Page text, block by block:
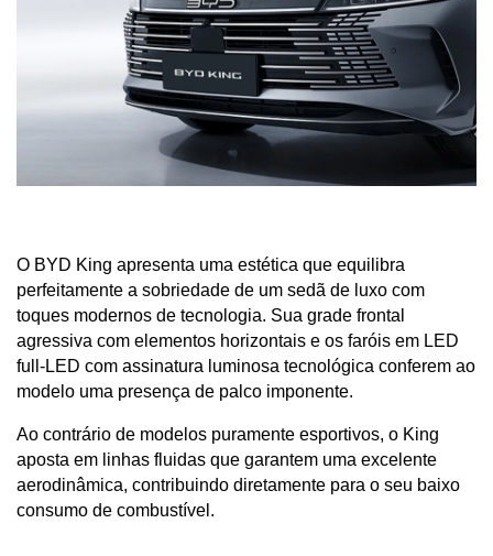
O BYD King apresenta uma estética que equilibra
perfeitamente a sobriedade de um sedã de luxo com
toques modernos de tecnologia. Sua grade frontal
agressiva com elementos horizontais e os faróis em LED
full-LED com assinatura luminosa tecnológica conferem ao
modelo uma presença de palco imponente.
Ao contrário de modelos puramente esportivos, o King
aposta em linhas fluidas que garantem uma excelente
aerodinâmica, contribuindo diretamente para o seu baixo
consumo de combustível.